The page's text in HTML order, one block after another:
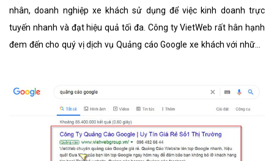
nhân, doanh nghiệp xe khách sử dụng để việc kinh doanh trực
tuyến nhanh và đạt hiệu quả tối đa. Công ty VietWeb rất hân hạnh
đem đến cho quý vị dịch vụ Quảng cáo Google xe khách với những